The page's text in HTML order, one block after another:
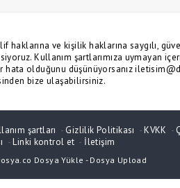
haklarına ve kişilik haklarına saygılı,
Kullanım şartlarımıza uymayan
hata olduğunu düşünüyorsanız
bize ulaşabilirsiniz.
şartları - Gizlilik Politikası -KVKK -
-Linki kontrol et - İletişim
Dosya Yükle - Dosya Upload